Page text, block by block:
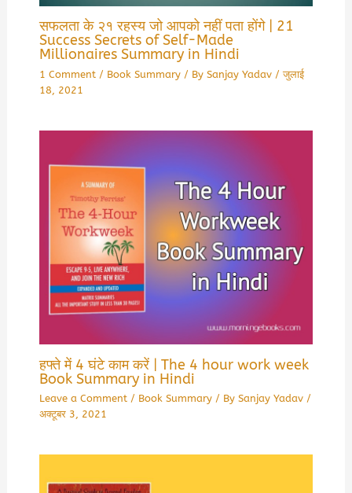
सफलता के २१ रहस्य जो आपको नहीं पता होंगे | 21
Success Secrets of Self-Made
Millionaires Summary in Hindi
1 Comment / Book Summary/ By Sanjay Yadav /जुलाई
18, 2021
हफ्ते में 4 घंटे काम करें | The 4 hour work week
Book Summary in Hindi
Leave a Comment / Book Summary/ By Sanjay Yadav /
अक्टूबर 3, 2021